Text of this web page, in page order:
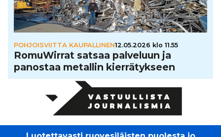
POHJOISVIITTA KAUPALLINEN12.05.2026 klo 11.55
Romu­Wir­rat satsaa palveluun ja
panostaa metallin kier­rä­tyk­seen